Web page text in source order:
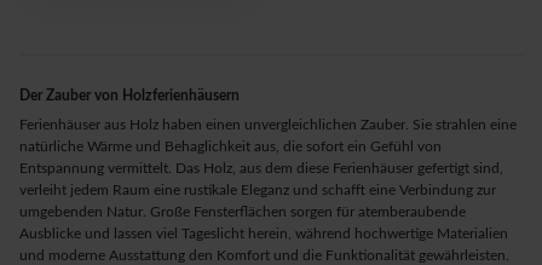
Der Zauber von Holzferienhäusern
Ferienhäuser aus Holz haben einen unvergleichlichen Zauber. Sie strahlen eine
natürliche Wärme und Behaglichkeit aus, die sofort ein Gefühl von
Entspannung vermittelt. Das Holz, aus dem diese Ferienhäuser gefertigt sind,
verleiht jedem Raum eine rustikale Eleganz und schafft eine Verbindung zur
umgebenden Natur. Große Fensterflächen sorgen für atemberaubende
Ausblicke und lassen viel Tageslicht herein, während hochwertige Materialien
und moderne Ausstattung den Komfort und die Funktionalität gewährleisten.